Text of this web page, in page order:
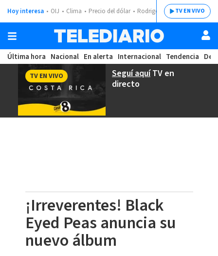
Hoy interesa OIJ Clima Precio del dólar Rodrigo ChavesTV EN VIVO
Última hora Nacional En alerta Internacional Tendencia
Seguí aquíTV en
directo
TV EN VIVO
¡Irreverentes! Black
Eyed Peas anuncia su
nuevo álbum